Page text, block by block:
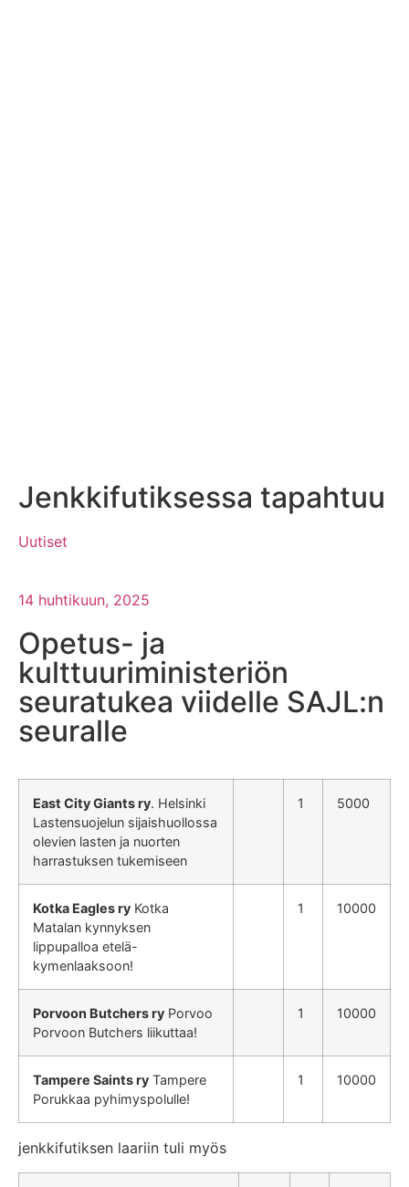
Jenkkifutiksessa tapahtuu
Uutiset
14 huhtikuun, 2025
Opetus- ja
kulttuuriministeriön
seuratukea viidelle SAJL:n
seuralle
East City Giants ry. Helsinki
Lastensuojelun sijaishuollossa
olevien lasten ja nuorten
harrastuksen tukemiseen
1 5000
Kotka Eagles ry Kotka
Matalan kynnyksen
lippupalloa etelä-
kymenlaaksoon!
1 10000
Porvoon Butchers ry Porvoo
Porvoon Butchers liikuttaa!
1 10000
Tampere Saints ry Tampere
Porukkaa pyhimyspolulle!
1 10000
jenkkifutiksen laariin tuli myös